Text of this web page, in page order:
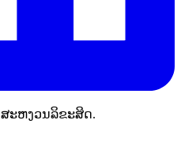
ສະຫງວນລິຂະສິດ.